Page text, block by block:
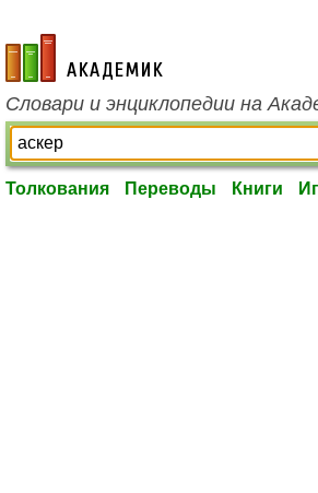
academic.ru
Словари и энциклопедии на
Толкования Переводы Книги